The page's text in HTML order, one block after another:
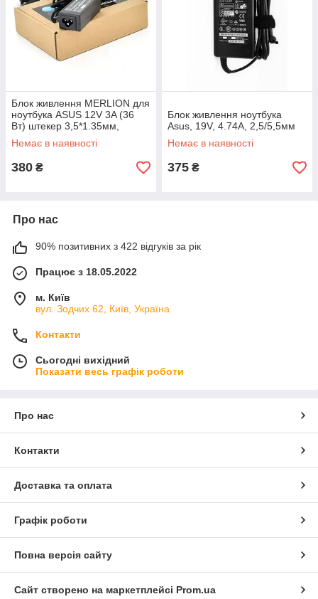
Блок живлення MERLION для
ноутбука ASUS 12V 3A (36
Вт) штекер 3,5*1.35мм,
довжина 0,9м + кабель
Немає в наявності
380 ₴
Блок живлення ноутбука
Asus, 19V, 4.74A, 2,5/5,5мм
Немає в наявності
375 ₴
Про нас
90% позитивних з 422 відгуків за рік
Працює з 18.05.2022
м. Київ
вул. Зодчих 62, Київ, Україна
Контакти
Сьогодні вихідний
Показати весь графік роботи
Про нас
Контакти
Доставка та оплата
Графік роботи
Повна версія сайту
Сайт створено на маркетплейсі Prom.ua